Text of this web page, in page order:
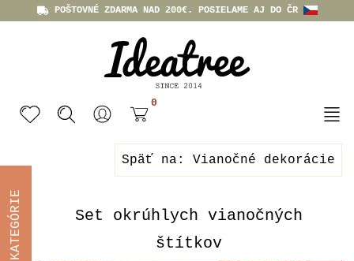
POŠTOVNÉ ZDARMA NAD 200€. POSIELAME AJ DO ČR
0
Späť na: Vianočné dekorácie
Set okrúhlych vianočných
štítkov
KATEGÓRIE